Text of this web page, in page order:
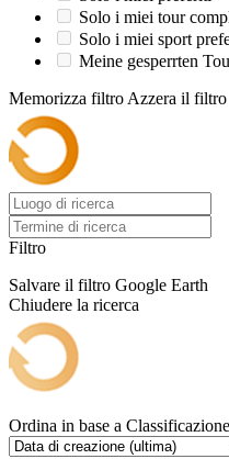
Solo i miei tour
Solo i miei sport
Meine gesperrten
Memorizza filtro Azzera il filtro
Filtro
Salvare il filtro Google Earth
Chiudere la ricerca
Ordina in base a Classificazione